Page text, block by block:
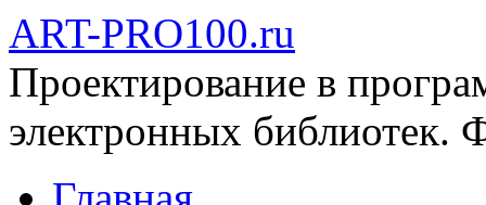
ART-PRO100.ru
Проектирование в
электронных библиотек.